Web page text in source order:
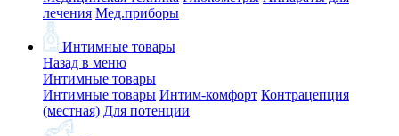
лечения Мед.приборы
Интимные товары
Назад в меню
Интимные товары
Интимные товары Интим-комфорт Контрацепция
(местная) Для потенции